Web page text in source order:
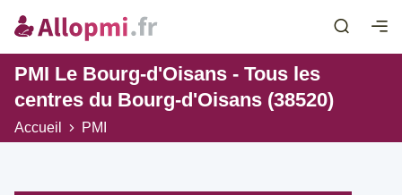
PMI Le Bourg-d'Oisans - Tous les
centres du Bourg-d'Oisans (38520)
Accueil PMI